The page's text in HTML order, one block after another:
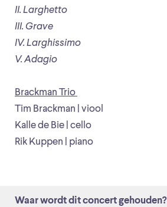
II. Larghetto
III. Grave
IV. Larghissimo
V. Adagio
Brackman Trio
Tim Brackman | viool
Kalle de Bie | cello
Rik Kuppen | piano
Waar wordt dit concert gehouden?